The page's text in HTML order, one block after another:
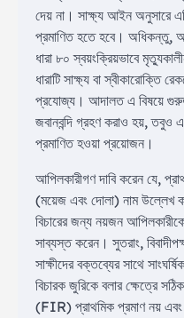
দেয় না। সাক্ষ্য আইন অনুসারে
প্রমাণিত হতে হবে। অধিকন্তু,
ধারা ৮০ স্বয়ংক্রিয়ভাবে
ধারাটি সাক্ষ্য বা স্বীকারোক্তি
প্রযোজ্য। আদালত এ বিষয়ে
জবানবন্দি গ্রহণ করাও হয়, তবুও
প্রমাণিত হওয়া প্রয়োজন।
আপিলকারীগণ দাবি করেন যে,
(ময়েজ এবং দোলা) নাম উল্লেখ
বিচারের জন্য নয়জন
সাব্যস্ত করেন। সুতরাং,
সাক্ষীদের বক্তব্যের সাথে
বিচারক জুরিকে বলার ক্ষেত্রে
(FIR) প্রাথমিক প্রমাণ নয় এবং